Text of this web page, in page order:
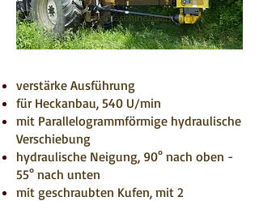
verstärke Ausführung
für Heckanbau, 540 U/min
mit Parallelogrammförmige hydraulische
Verschiebung
hydraulische Neigung, 90° nach oben -
55° nach unten
mit geschraubten Kufen, mit 2